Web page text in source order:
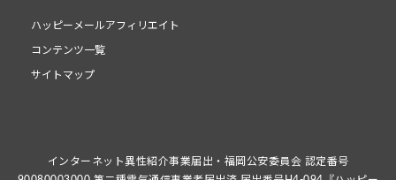
ハッピーメールアフィリエイト
コンテンツ一覧
サイトマップ
インターネット異性紹介事業届出・福岡公安委員会 認定番号